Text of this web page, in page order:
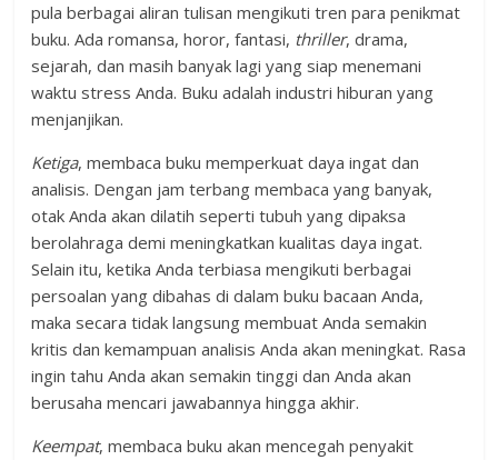
pula berbagai aliran tulisan mengikuti tren para penikmat
buku. Ada romansa, horor, fantasi, thriller, drama,
sejarah, dan masih banyak lagi yang siap menemani
waktu stress Anda. Buku adalah industri hiburan yang
menjanjikan.
Ketiga, membaca buku memperkuat daya ingat dan
analisis. Dengan jam terbang membaca yang banyak,
otak Anda akan dilatih seperti tubuh yang dipaksa
berolahraga demi meningkatkan kualitas daya ingat.
Selain itu, ketika Anda terbiasa mengikuti berbagai
persoalan yang dibahas di dalam buku bacaan Anda,
maka secara tidak langsung membuat Anda semakin
kritis dan kemampuan analisis Anda akan meningkat. Rasa
ingin tahu Anda akan semakin tinggi dan Anda akan
berusaha mencari jawabannya hingga akhir.
Keempat, membaca buku akan mencegah penyakit